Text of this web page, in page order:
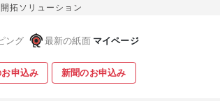
拓ソリューション
ング 最新の紙面 マイページ
申込み 新聞のお申込み